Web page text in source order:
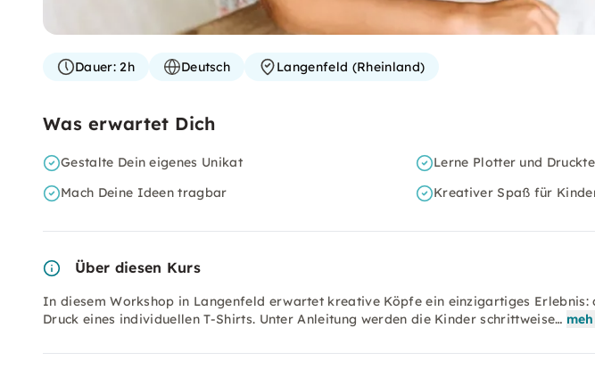
Dauer:2h Deutsch Langenfeld (Rheinland)
Was erwartet Dich
Gestalte Dein eigenes Unikat
Lerne Plotter und
Mach Deine Ideen tragbar
Kreativer Spaß für
Über diesen Kurs
In diesem Workshop in Langenfeld erwartet kreative Köpfe ein einzigartiges Erlebnis:
Druck eines individuellen T-Shirts. Unter Anleitung werden die Kinder schrittweise…